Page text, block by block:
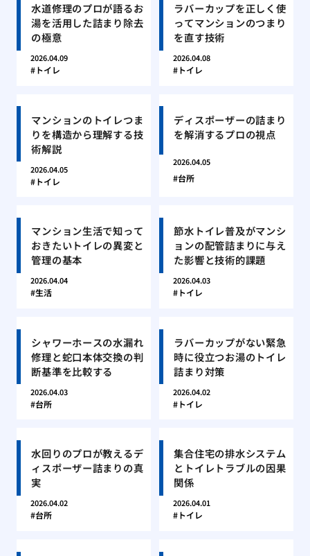
水道修理のプロが語るお
湯を活用した詰まり除去
の極意
2026.04.09
トイレ
ラバーカップを正しく使
ってマンションのつまり
を直す技術
2026.04.08
トイレ
マンションのトイレつま
りを構造から理解する技
術解説
2026.04.05
トイレ
ディスポーザーの詰まり
を解消するプロの視点
2026.04.05
台所
マンション生活で知って
おきたいトイレの異変と
管理の基本
2026.04.04
生活
節水トイレ普及がマンシ
ョンの配管詰まりに与え
た影響と技術的課題
2026.04.03
トイレ
シャワーホースの水漏れ
修理と蛇口本体交換の判
断基準を比較する
2026.04.03
台所
ラバーカップがない緊急
時に役立つお湯のトイレ
詰まり対策
2026.04.02
トイレ
水回りのプロが教えるデ
ィスポーザー詰まりの真
実
2026.04.02
台所
集合住宅の排水システム
とトイレトラブルの因果
関係
2026.04.01
トイレ